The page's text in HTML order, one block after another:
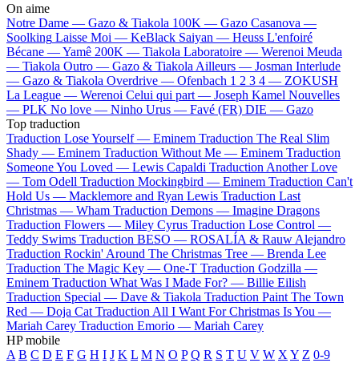
On aime
Notre Dame — Gazo & Tiakola 100K — Gazo Casanova —
Soolking Laisse Moi — KeBlack Saiyan — Heuss L'enfoiré
Bécane —Yamê 200K — Tiakola Laboratoire — Werenoi Meuda
— Tiakola Outro — Gazo & Tiakola Ailleurs — Josman Interlude
— Gazo & Tiakola Overdrive — Ofenbach 1 2 3 4 — ZOKUSH
La League — Werenoi Celui qui part — Joseph Kamel Nouvelles
— PLK No love — Ninho Urus — Favé (FR) DIE — Gazo
Top traduction
Traduction Lose Yourself — Eminem Traduction The Real Slim
Shady — Eminem Traduction Without Me — Eminem Traduction
Someone You Loved — Lewis Capaldi Traduction Another Love
— Tom Odell Traduction Mockingbird — Eminem Traduction Can't
Hold Us — Macklemore and Ryan Lewis Traduction Last
Christmas — Wham Traduction Demons — Imagine Dragons
Traduction Flowers — Miley Cyrus Traduction Lose Control —
Teddy Swims Traduction BESO — ROSALÍA & Rauw Alejandro
Traduction Rockin' Around The Christmas Tree — Brenda Lee
Traduction The Magic Key — One-T Traduction Godzilla —
Eminem Traduction What Was I Made For? — Billie Eilish
Traduction Special — Dave & Tiakola Traduction Paint The Town
Red — Doja Cat Traduction All I Want For Christmas Is You —
Mariah Carey Traduction Emorio — Mariah Carey
HP mobile
A B C D E F G H I J K L M N O P Q R S T U V W X Y Z 0-9